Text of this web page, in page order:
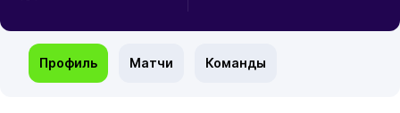
Профиль Матчи Команды